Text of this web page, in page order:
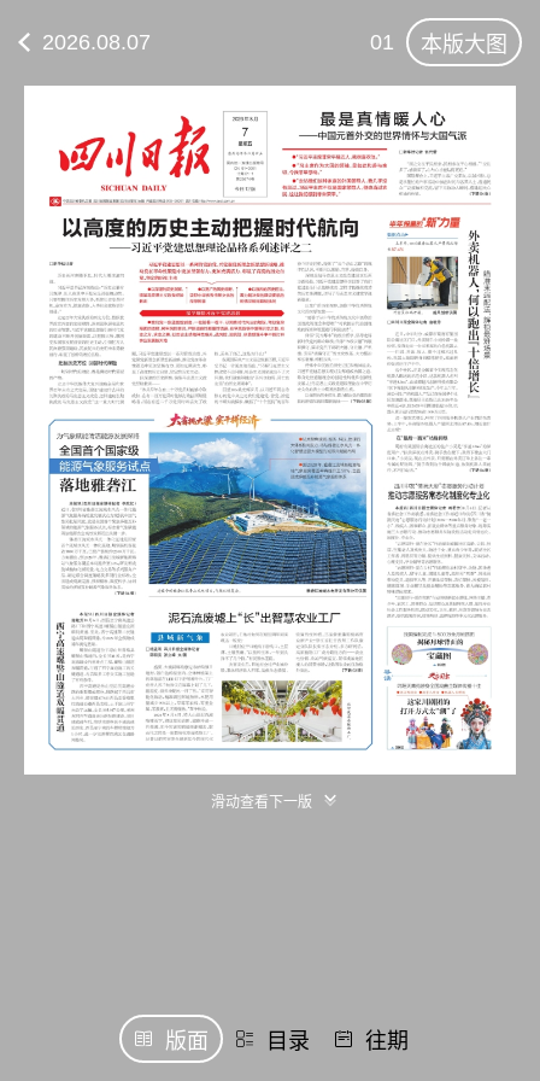
2026.08.07 01 本版大图
滑动查看下一版
版面 目录 往期